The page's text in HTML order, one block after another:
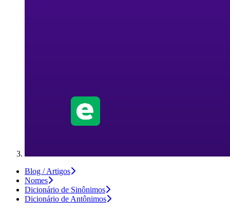
Blog / Artigos
Nomes
Dicionário de Sinônimos
Dicionário de Antônimos